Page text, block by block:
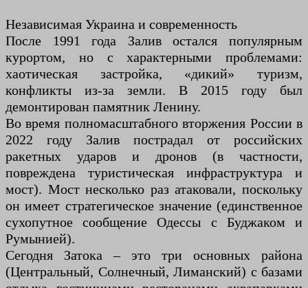
Независимая Украина и современность
После 1991 года Залив остался популярным
курортом, но с характерными проблемами:
хаотическая застройка, «дикий» туризм,
конфликты из-за земли. В 2015 году был
демонтирован памятник Ленину.
Во время полномасштабного вторжения России в
2022 году Залив пострадал от российских
ракетных ударов и дронов (в частности,
повреждена туристическая инфраструктура и
мост). Мост несколько раз атаковали, поскольку
он имеет стратегическое значение (единственное
сухопутное сообщение Одессы с Буджаком и
Румынией).
Сегодня Затока – это три основных района
(Центральный, Солнечный, Лиманский) с базами